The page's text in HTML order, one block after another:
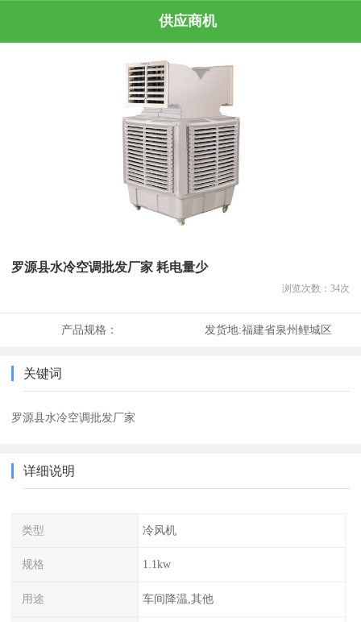
供应商机
罗源县水冷空调批发厂家 耗电量少
浏览次数： 34次
产品规格： 发货地:福建省泉州鲤城区
关键词
罗源县水冷空调批发厂家
详细说明
类型 冷风机
规格 1.1kw
用途 车间降温,其他